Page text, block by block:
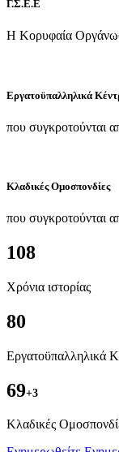
Γ.Σ.Ε.Ε
Η Κορυφαία
Εργατοϋπαλληλικά
που συγκροτούνται
Κλαδικές Ομοσπονδίες
που συγκροτούνται
108
Χρόνια ιστορίας
80
Εργατοϋπαλληλικά
69+3
Kλαδικές